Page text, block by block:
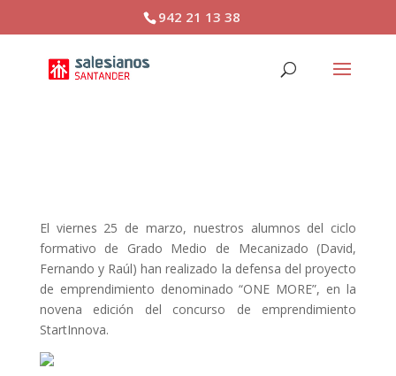
942 21 13 38
El viernes 25 de marzo, nuestros alumnos del ciclo
formativo de Grado Medio de Mecanizado (David,
Fernando y Raúl) han realizado la defensa del proyecto
de emprendimiento denominado “ONE MORE”, en la
novena edición del concurso de emprendimiento
StartInnova.